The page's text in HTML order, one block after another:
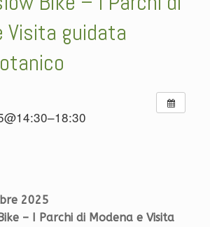
Visita guidata
2025
– I Parchi di Modena e Visita